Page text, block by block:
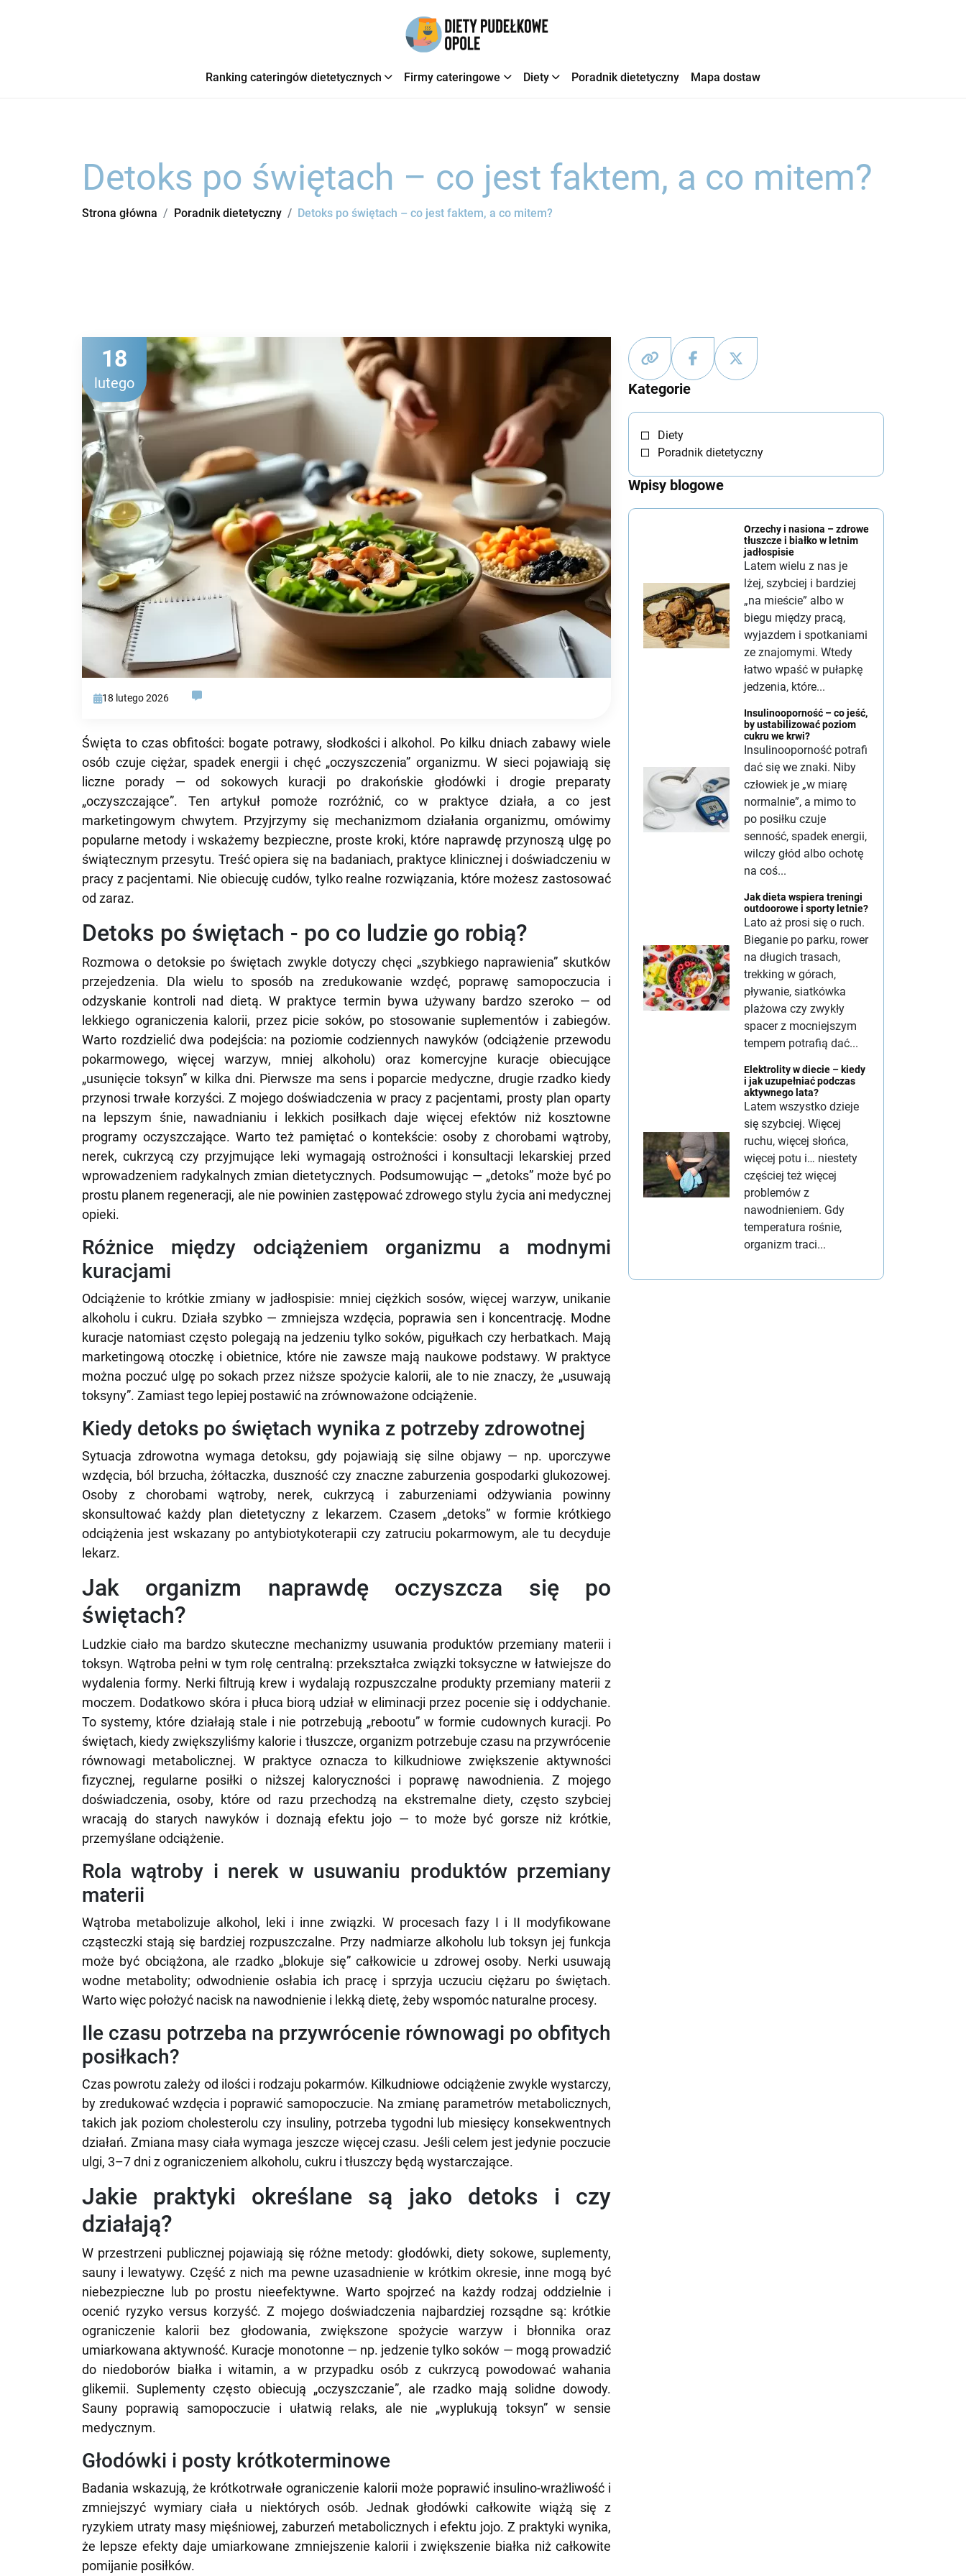
Ranking cateringów dietetycznych Firmy cateringowe Diety Poradnik dietetyczny Mapa dostaw
Detoks po świętach – co jest faktem, a co mitem?
Strona główna Poradnik dietetyczny Detoks po świętach – co jest faktem, a co mitem?
18 lutego 2026
18
lutego
Święta to czas obfitości: bogate potrawy, słodkości i alkohol. Po kilku dniach zabawy wiele
osób czuje ciężar, spadek energii i chęć „oczyszczenia” organizmu. W sieci pojawiają się
liczne porady — od sokowych kuracji po drakońskie głodówki i drogie preparaty
„oczyszczające”. Ten artykuł pomoże rozróżnić, co w praktyce działa, a co jest
marketingowym chwytem. Przyjrzymy się mechanizmom działania organizmu, omówimy
popularne metody i wskażemy bezpieczne, proste kroki, które naprawdę przynoszą ulgę po
świątecznym przesytu. Treść opiera się na badaniach, praktyce klinicznej i doświadczeniu w
pracy z pacjentami. Nie obiecuję cudów, tylko realne rozwiązania, które możesz zastosować
od zaraz.
Detoks po świętach - po co ludzie go robią?
Rozmowa o detoksie po świętach zwykle dotyczy chęci „szybkiego naprawienia” skutków
przejedzenia. Dla wielu to sposób na zredukowanie wzdęć, poprawę samopoczucia i
odzyskanie kontroli nad dietą. W praktyce termin bywa używany bardzo szeroko — od
lekkiego ograniczenia kalorii, przez picie soków, po stosowanie suplementów i zabiegów.
Warto rozdzielić dwa podejścia: na poziomie codziennych nawyków (odciążenie przewodu
pokarmowego, więcej warzyw, mniej alkoholu) oraz komercyjne kuracje obiecujące
„usunięcie toksyn” w kilka dni. Pierwsze ma sens i poparcie medyczne, drugie rzadko kiedy
przynosi trwałe korzyści. Z mojego doświadczenia w pracy z pacjentami, prosty plan oparty
na lepszym śnie, nawadnianiu i lekkich posiłkach daje więcej efektów niż kosztowne
programy oczyszczające. Warto też pamiętać o kontekście: osoby z chorobami wątroby,
nerek, cukrzycą czy przyjmujące leki wymagają ostrożności i konsultacji lekarskiej przed
wprowadzeniem radykalnych zmian dietetycznych. Podsumowując — „detoks” może być po
prostu planem regeneracji, ale nie powinien zastępować zdrowego stylu życia ani medycznej
opieki.
Różnice między odciążeniem organizmu a modnymi
kuracjami
Odciążenie to krótkie zmiany w jadłospisie: mniej ciężkich sosów, więcej warzyw, unikanie
alkoholu i cukru. Działa szybko — zmniejsza wzdęcia, poprawia sen i koncentrację. Modne
kuracje natomiast często polegają na jedzeniu tylko soków, pigułkach czy herbatkach. Mają
marketingową otoczkę i obietnice, które nie zawsze mają naukowe podstawy. W praktyce
można poczuć ulgę po sokach przez niższe spożycie kalorii, ale to nie znaczy, że „usuwają
toksyny”. Zamiast tego lepiej postawić na zrównoważone odciążenie.
Kiedy detoks po świętach wynika z potrzeby zdrowotnej
Sytuacja zdrowotna wymaga detoksu, gdy pojawiają się silne objawy — np. uporczywe
wzdęcia, ból brzucha, żółtaczka, duszność czy znaczne zaburzenia gospodarki glukozowej.
Osoby z chorobami wątroby, nerek, cukrzycą i zaburzeniami odżywiania powinny
skonsultować każdy plan dietetyczny z lekarzem. Czasem „detoks” w formie krótkiego
odciążenia jest wskazany po antybiotykoterapii czy zatruciu pokarmowym, ale tu decyduje
lekarz.
Jak organizm naprawdę oczyszcza się po
świętach?
Ludzkie ciało ma bardzo skuteczne mechanizmy usuwania produktów przemiany materii i
toksyn. Wątroba pełni w tym rolę centralną: przekształca związki toksyczne w łatwiejsze do
wydalenia formy. Nerki filtrują krew i wydalają rozpuszczalne produkty przemiany materii z
moczem. Dodatkowo skóra i płuca biorą udział w eliminacji przez pocenie się i oddychanie.
To systemy, które działają stale i nie potrzebują „rebootu” w formie cudownych kuracji. Po
świętach, kiedy zwiększyliśmy kalorie i tłuszcze, organizm potrzebuje czasu na przywrócenie
równowagi metabolicznej. W praktyce oznacza to kilkudniowe zwiększenie aktywności
fizycznej, regularne posiłki o niższej kaloryczności i poprawę nawodnienia. Z mojego
doświadczenia, osoby, które od razu przechodzą na ekstremalne diety, często szybciej
wracają do starych nawyków i doznają efektu jojo — to może być gorsze niż krótkie,
przemyślane odciążenie.
Rola wątroby i nerek w usuwaniu produktów przemiany
materii
Wątroba metabolizuje alkohol, leki i inne związki. W procesach fazy I i II modyfikowane
cząsteczki stają się bardziej rozpuszczalne. Przy nadmiarze alkoholu lub toksyn jej funkcja
może być obciążona, ale rzadko „blokuje się” całkowicie u zdrowej osoby. Nerki usuwają
wodne metabolity; odwodnienie osłabia ich pracę i sprzyja uczuciu ciężaru po świętach.
Warto więc położyć nacisk na nawodnienie i lekką dietę, żeby wspomóc naturalne procesy.
Ile czasu potrzeba na przywrócenie równowagi po obfitych
posiłkach?
Czas powrotu zależy od ilości i rodzaju pokarmów. Kilkudniowe odciążenie zwykle wystarczy,
by zredukować wzdęcia i poprawić samopoczucie. Na zmianę parametrów metabolicznych,
takich jak poziom cholesterolu czy insuliny, potrzeba tygodni lub miesięcy konsekwentnych
działań. Zmiana masy ciała wymaga jeszcze więcej czasu. Jeśli celem jest jedynie poczucie
ulgi, 3–7 dni z ograniczeniem alkoholu, cukru i tłuszczy będą wystarczające.
Jakie praktyki określane są jako detoks i czy
działają?
W przestrzeni publicznej pojawiają się różne metody: głodówki, diety sokowe, suplementy,
sauny i lewatywy. Część z nich ma pewne uzasadnienie w krótkim okresie, inne mogą być
niebezpieczne lub po prostu nieefektywne. Warto spojrzeć na każdy rodzaj oddzielnie i
ocenić ryzyko versus korzyść. Z mojego doświadczenia najbardziej rozsądne są: krótkie
ograniczenie kalorii bez głodowania, zwiększone spożycie warzyw i błonnika oraz
umiarkowana aktywność. Kuracje monotonne — np. jedzenie tylko soków — mogą prowadzić
do niedoborów białka i witamin, a w przypadku osób z cukrzycą powodować wahania
glikemii. Suplementy często obiecują „oczyszczanie”, ale rzadko mają solidne dowody.
Sauny poprawią samopoczucie i ułatwią relaks, ale nie „wyplukują toksyn” w sensie
medycznym.
Głodówki i posty krótkoterminowe
Badania wskazują, że krótkotrwałe ograniczenie kalorii może poprawić insulino-wrażliwość i
zmniejszyć wymiary ciała u niektórych osób. Jednak głodówki całkowite wiążą się z
ryzykiem utraty masy mięśniowej, zaburzeń metabolicznych i efektu jojo. Z praktyki wynika,
że lepsze efekty daje umiarkowane zmniejszenie kalorii i zwiększenie białka niż całkowite
pomijanie posiłków.
Kategorie
Diety
Poradnik dietetyczny
Wpisy blogowe
Orzechy i nasiona – zdrowe
tłuszcze i białko w letnim
jadłospisie
Latem wielu z nas je
lżej, szybciej i bardziej
„na mieście” albo w
biegu między pracą,
wyjazdem i spotkaniami
ze znajomymi. Wtedy
łatwo wpaść w pułapkę
jedzenia, które...
Insulinooporność – co jeść,
by ustabilizować poziom
cukru we krwi?
Insulinooporność potrafi
dać się we znaki. Niby
człowiek je „w miarę
normalnie”, a mimo to
po posiłku czuje
senność, spadek energii,
wilczy głód albo ochotę
na coś...
Jak dieta wspiera treningi
outdoorowe i sporty letnie?
Lato aż prosi się o ruch.
Bieganie po parku, rower
na długich trasach,
trekking w górach,
pływanie, siatkówka
plażowa czy zwykły
spacer z mocniejszym
tempem potrafią dać...
Elektrolity w diecie – kiedy
i jak uzupełniać podczas
aktywnego lata?
Latem wszystko dzieje
się szybciej. Więcej
ruchu, więcej słońca,
więcej potu i… niestety
częściej też więcej
problemów z
nawodnieniem. Gdy
temperatura rośnie,
organizm traci...